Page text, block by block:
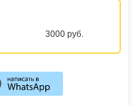
3000 руб.